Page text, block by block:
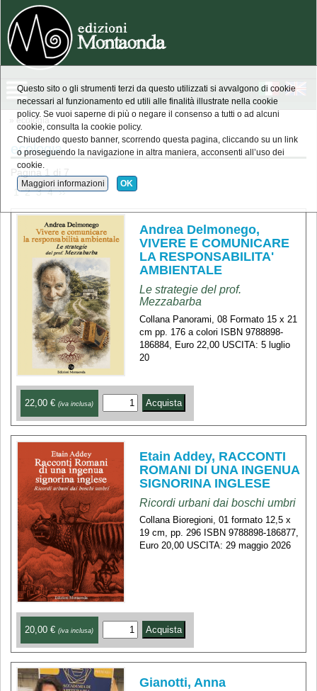
» ecologia
ecologia
Pagina 1 di 7
1 2 3 4 ››
Andrea Delmonego,
VIVERE E COMUNICARE
LA RESPONSABILITA'
AMBIENTALE
Le strategie del prof.
Mezzabarba
Collana Panorami, 08 Formato 15 x 21
cm pp. 176 a colori ISBN 9788898-
186884, Euro 22,00 USCITA: 5 luglio
20
22,00 € (iva inclusa)
Etain Addey, RACCONTI
ROMANI DI UNA INGENUA
SIGNORINA INGLESE
Ricordi urbani dai boschi umbri
Collana Bioregioni, 01 formato 12,5 x
19 cm, pp. 296 ISBN 9788898-186877,
Euro 20,00 USCITA: 29 maggio 2026
20,00 € (iva inclusa)
Gianotti, Anna
Questo sito o gli strumenti terzi da questo utilizzati si avvalgono di cookie
necessari al funzionamento ed utili alle finalità illustrate nella cookie
policy. Se vuoi saperne di più o negare il consenso a tutti o ad alcuni
cookie, consulta la cookie policy.
Chiudendo questo banner, scorrendo questa pagina, cliccando su un link
o proseguendo la navigazione in altra maniera, acconsenti all’uso dei
cookie.
Maggiori informazioni OK